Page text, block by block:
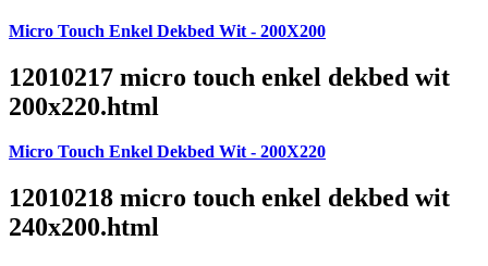
Micro Touch Enkel Dekbed Wit - 200X200
12010217 micro touch enkel dekbed wit
200x220.html
Micro Touch Enkel Dekbed Wit - 200X220
12010218 micro touch enkel dekbed wit
240x200.html